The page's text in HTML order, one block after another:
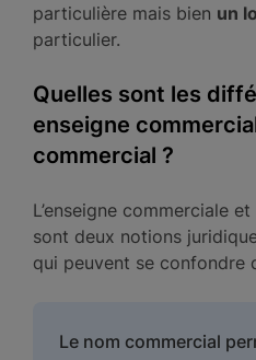
particulière mais bien un
particulier.
Quelles sont les
enseigne
commercial ?
L’enseigne commerciale et
sont deux notions
qui peuvent se confondre
Le nom commercial